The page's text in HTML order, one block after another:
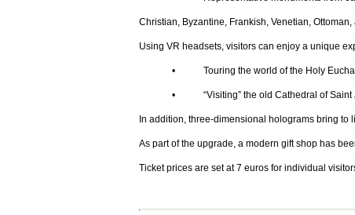
Christian, Byzantine, Frankish, Venetian,
Using VR headsets, visitors can enjoy a unique
• Touring the world of the Holy
• “Visiting” the old Cathedral of Saint
In addition, three-dimensional holograms bring to
As part of the upgrade, a modern gift shop has
Ticket prices are set at 7 euros for individual